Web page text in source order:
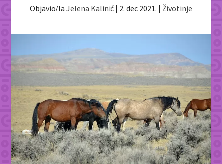
Objavio/la Jelena Kalinić | 2. dec 2021. | Životinje